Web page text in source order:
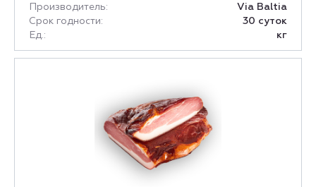
Производитель:
Via Baltia
Срок годности:
30 суток
Ед.:
кг